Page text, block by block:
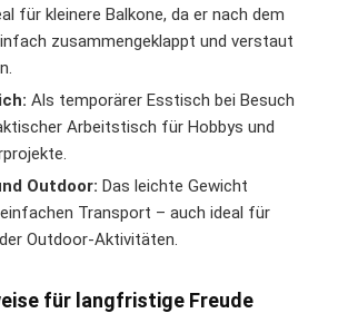
für kleinere Balkone, da er nach dem
zusammengeklappt und verstaut
Als temporärer Esstisch bei Besuch
Arbeitstisch für Hobbys und
Outdoor: Das leichte Gewicht
Transport – auch ideal für
Outdoor-Aktivitäten.
für langfristige Freude